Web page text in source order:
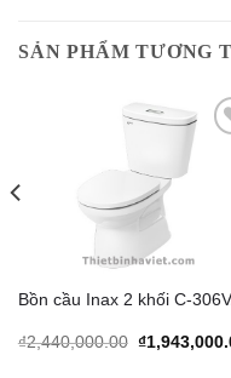
SẢN PHẨM TƯƠNG
Bồn cầu Inax 2 khối C-
₫2,440,000.00 Original
₫